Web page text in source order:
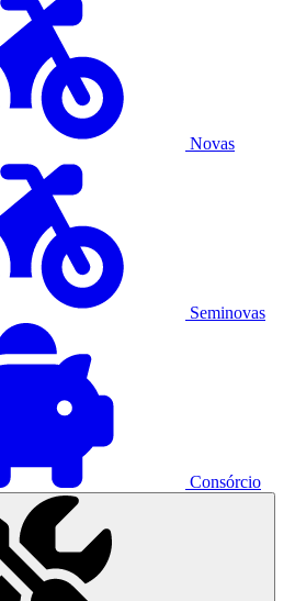
Novas
Seminovas
Consórcio